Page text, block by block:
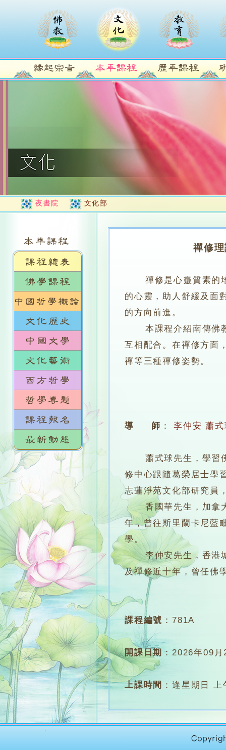
夜書院 文化部
禪修
禪修是心靈質素的培
的心靈，助人舒緩及面
的方向前進。
本課程介紹南傳佛教
互相配合。在禪修方面
禪等三種禪修姿勢。
導 師 ： 李仲安 蕭
蕭式球先生，學習佛
修中心跟隨葛榮居士學
志蓮淨苑文化部研究員
香國華先生，加拿大
年，曾往斯里蘭卡尼藍
學。
李仲安先生，香港城
及禪修近十年，曾任佛
課程編號 ： 781A
開課日期 ：2026年09月
上課時間 ：逢星期日